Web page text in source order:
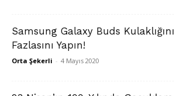
Samsung Galaxy Buds
Fazlasını Yapın!
Orta Şekerli - 4 Mayıs 2020